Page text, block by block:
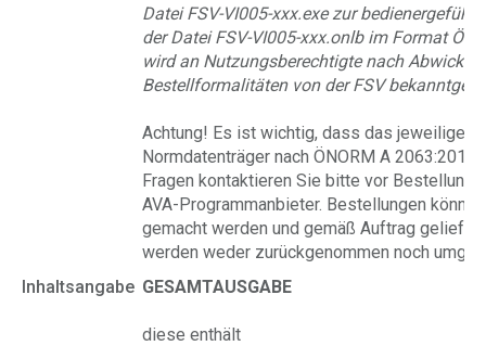
Datei FSV-VI005-xxx.exe zur
der Datei FSV-VI005-xxx.onlb im Format
wird an Nutzungsberechtigte nach
Bestellformalitäten von der FSV
Achtung! Es ist wichtig, dass das jeweilige
Normdatenträger nach ÖNORM A
Fragen kontaktieren Sie bitte vor Bestellung
AVA-Programmanbieter. Bestellungen
gemacht werden und gemäß Auftrag
werden weder zurückgenommen noch
Inhaltsangabe GESAMTAUSGABE
diese enthält